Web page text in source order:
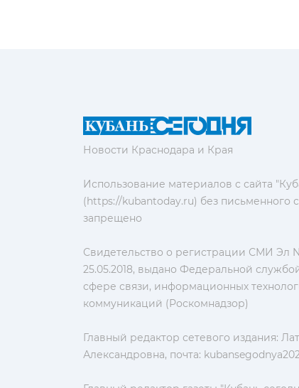
Новости Краснодара и Края
Использование материалов с сайта
(https://kubantoday.ru) без письменного
запрещено
Свидетельство о регистрации СМИ Эл
25.05.2018, выдано Федеральной
сфере связи, информационных
коммуникаций (Роскомнадзор)
Главный редактор сетевого издания:
Александровна, почта: